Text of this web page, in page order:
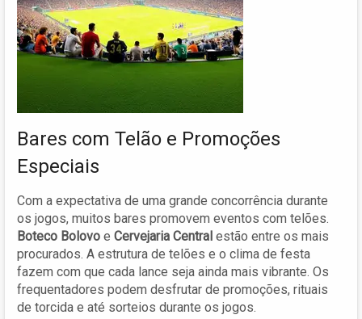
Bares com Telão e Promoções
Especiais
Com a expectativa de uma grande concorrência durante
os jogos, muitos bares promovem eventos com telões.
Boteco Bolovo e Cervejaria Central estão entre os mais
procurados. A estrutura de telões e o clima de festa
fazem com que cada lance seja ainda mais vibrante. Os
frequentadores podem desfrutar de promoções, rituais
de torcida e até sorteios durante os jogos.